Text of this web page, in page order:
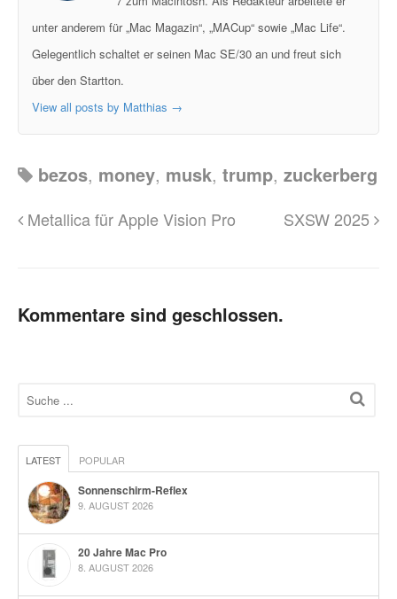
unter anderem für „Mac Magazin“, „MACup“ sowie „Mac Life“.
Gelegentlich schaltet er seinen Mac SE/30 an und freut sich
über den Startton.
View all posts by Matthias →
bezos, money, musk, trump, zuckerberg
Metallica für Apple Vision Pro SXSW 2025
Kommentare sind geschlossen.
LATEST POPULAR
Sonnenschirm-Reflex
9. AUGUST 2026
20 Jahre Mac Pro
8. AUGUST 2026